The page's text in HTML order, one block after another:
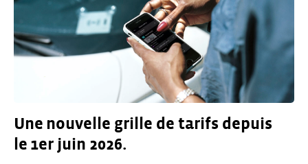
Une nouvelle grille de tarifs depuis
le 1er juin 2026.